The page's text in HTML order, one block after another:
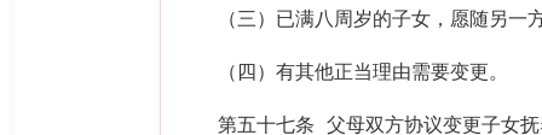
（三）已满八周岁的子女，愿随另一
（四）有其他正当理由需要变更。
第五十七条 父母双方协议变更子女